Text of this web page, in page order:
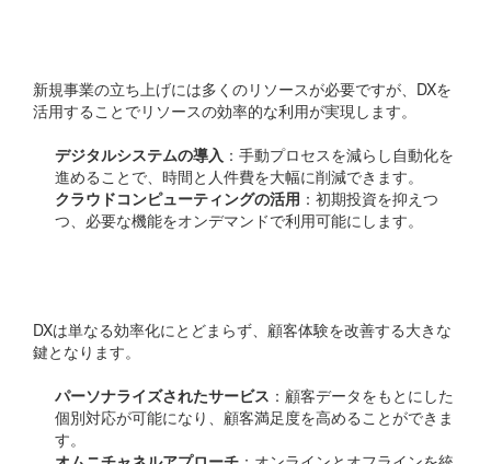
新規事業の立ち上げには多くのリソースが必要ですが、DXを
活用することでリソースの効率的な利用が実現します。
デジタルシステムの導入 ：手動プロセスを減らし自動化を
進めることで、時間と人件費を大幅に削減できます。
クラウドコンピューティングの活用 ：初期投資を抑えつ
つ、必要な機能をオンデマンドで利用可能にします。
DXは単なる効率化にとどまらず、顧客体験を改善する大きな
鍵となります。
パーソナライズされたサービス ：顧客データをもとにした
個別対応が可能になり、顧客満足度を高めることができま
す。